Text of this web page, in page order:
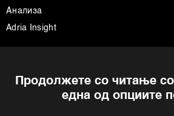
Продолжете со читање
една од опциите
Анализа
Adria Insight
Импресум
Политика на приватност
Facebook